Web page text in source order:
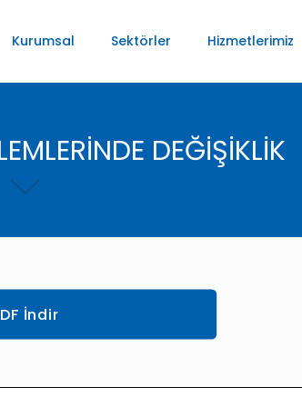
Kurumsal Sektörler Hizmetlerimiz
DEĞİŞİKLİK
İndir